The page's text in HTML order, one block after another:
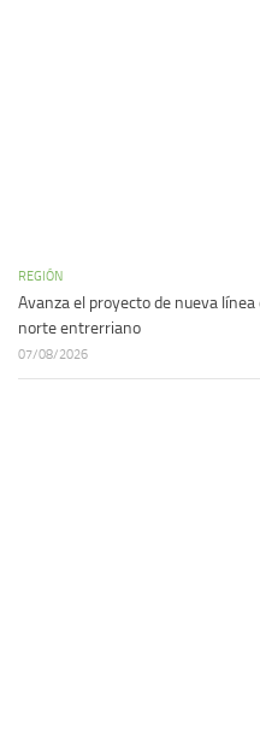
REGIÓN
Avanza el proyecto de nueva
norte entrerriano
07/08/2026